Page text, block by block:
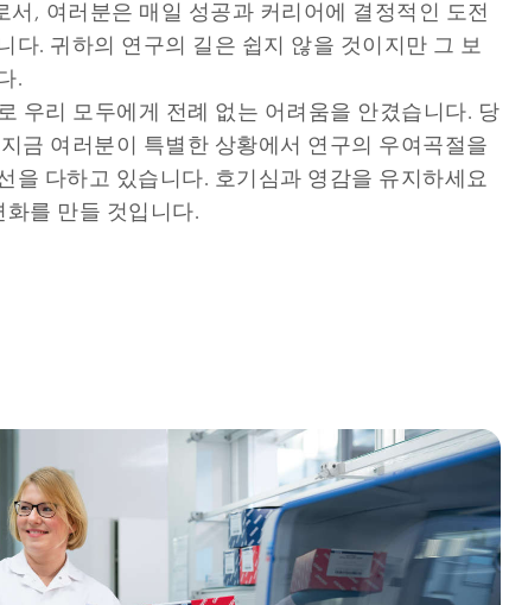
서, 여러분은 매일 성공과 커리어에 결정적인 도전
다. 귀하의 연구의 길은 쉽지 않을 것이지만 그 보
.
우리 모두에게 전례 없는 어려움을 안겼습니다. 당
금 여러분이 특별한 상황에서 연구의 우여곡절을
을 다하고 있습니다. 호기심과 영감을 유지하세요
를 만들 것입니다.